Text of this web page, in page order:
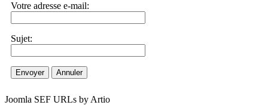
Votre adresse e-mail:
Sujet:
Envoyer Annuler
Joomla SEF URLs by Artio